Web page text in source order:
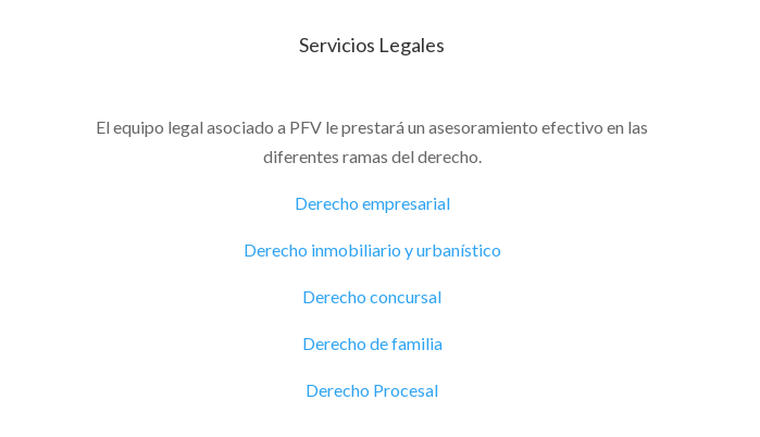
Servicios Legales
El equipo legal asociado a PFV le prestará un asesoramiento efectivo en las
diferentes ramas del derecho.
Derecho empresarial
Derecho inmobiliario y urbanístico
Derecho concursal
Derecho de familia
Derecho Procesal